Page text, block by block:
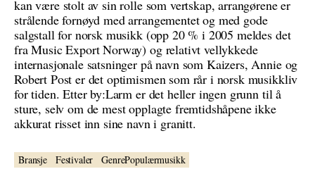
kan være stolt av sin rolle som vertskap, arrangørene er
strålende fornøyd med arrangementet og med gode
salgstall for norsk musikk (opp 20 % i 2005 meldes det
fra Music Export Norway) og relativt vellykkede
internasjonale satsninger på navn som Kaizers, Annie og
Robert Post er det optimismen som rår i norsk musikkliv
for tiden. Etter by:Larm er det heller ingen grunn til å
sture, selv om de mest opplagte fremtidshåpene ikke
akkurat risset inn sine navn i granitt.
Bransje Festivaler GenrePopulærmusikk